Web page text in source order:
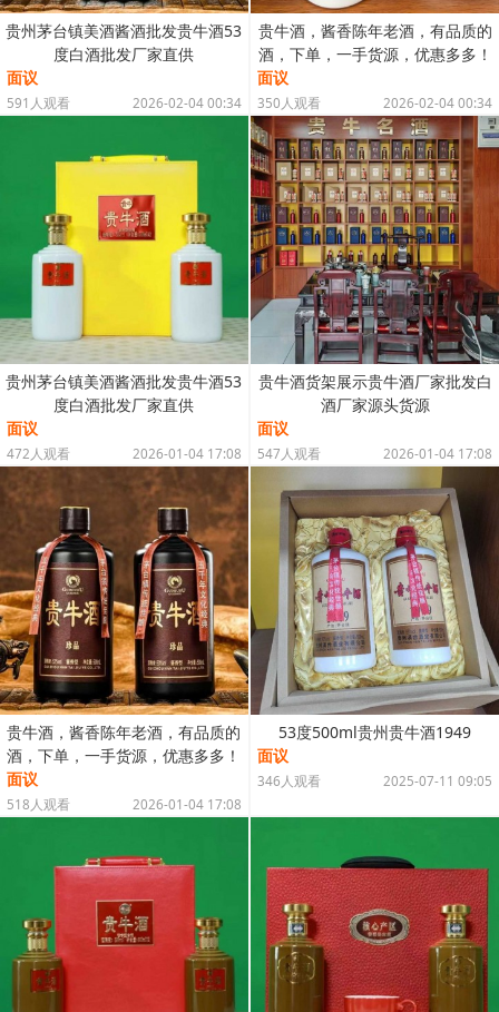
贵州茅台镇美酒酱酒批发贵牛酒53
度白酒批发厂家直供
面议
2026-02-04 00:34
591人观看
贵牛酒，酱香陈年老酒，有品质的
酒，下单，一手货源，优惠多多！
面议
2026-02-04 00:34
350人观看
贵州茅台镇美酒酱酒批发贵牛酒53
度白酒批发厂家直供
面议
2026-01-04 17:08
472人观看
贵牛酒货架展示贵牛酒厂家批发白
酒厂家源头货源
面议
2026-01-04 17:08
547人观看
贵牛酒，酱香陈年老酒，有品质的
酒，下单，一手货源，优惠多多！
面议
2026-01-04 17:08
518人观看
53度500ml贵州贵牛酒1949
面议
2025-07-11 09:05
346人观看